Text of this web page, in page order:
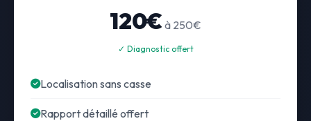
120€ à 250€
✓ Diagnostic offert
Localisation sans casse
Rapport détaillé offert